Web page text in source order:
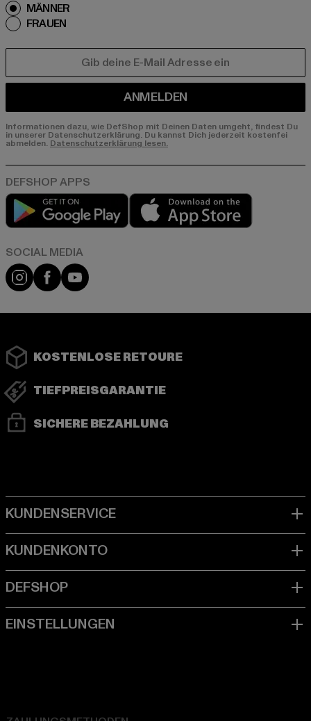
MÄNNER
FRAUEN
ANMELDEN
Informationen dazu, wie DefShop mit Deinen Daten umgeht, findest Du
in unserer Datenschutzerklärung. Du kannst Dich jederzeit kostenfei
abmelden. Datenschutzerklärung lesen.
Play market
Instagram
FacebookYouTube
KOSTENLOSE RETOURE
TIEFPREISGARANTIE
SICHERE BEZAHLUNG